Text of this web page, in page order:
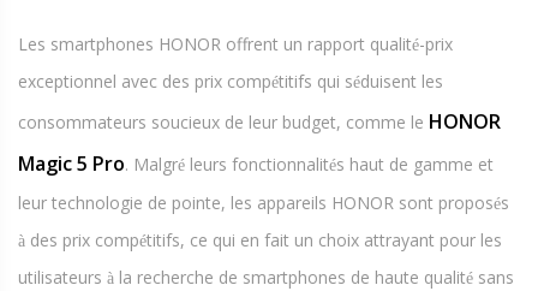
Les smartphones HONOR offrent un rapport qualité-prix
exceptionnel avec des prix compétitifs qui séduisent les
consommateurs soucieux de leur budget, comme le HONOR
Magic 5 Pro. Malgré leurs fonctionnalités haut de gamme et
leur technologie de pointe, les appareils HONOR sont proposés
à des prix compétitifs, ce qui en fait un choix attrayant pour les
utilisateurs à la recherche de smartphones de haute qualité sans